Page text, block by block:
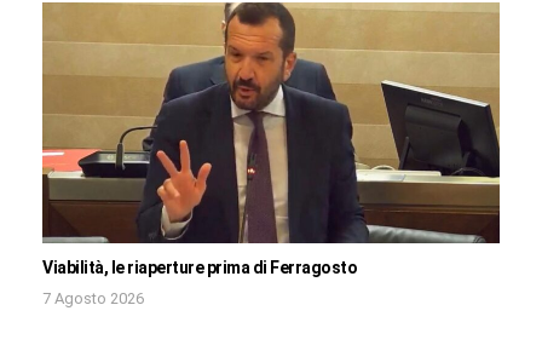
Viabilità, le riaperture prima di Ferragosto
7 Agosto 2026